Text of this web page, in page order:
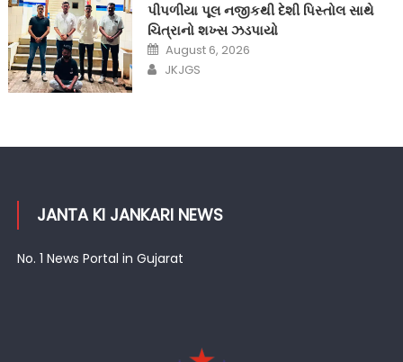
પીપળીયા પૂલ નજીકથી દેશી પિસ્તોલ સાથે
ચિત્રાનો શખ્સ ઝડપાયો
Posted
on
August 6, 2026
Author
JKJGS
JANTA KI JANKARI NEWS
No. 1 News Portal in Gujarat